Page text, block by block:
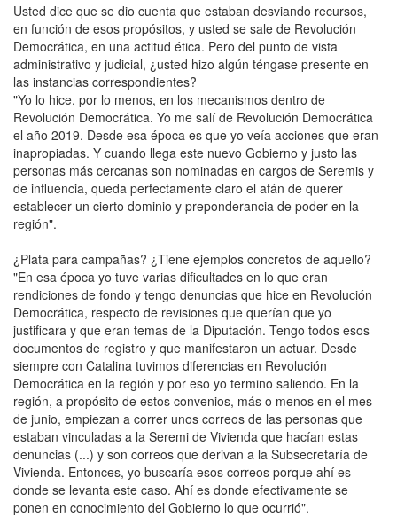
Usted dice que se dio cuenta que estaban desviando recursos,
en función de esos propósitos, y usted se sale de Revolución
Democrática, en una actitud ética. Pero del punto de vista
administrativo y judicial, ¿usted hizo algún téngase presente en
las instancias correspondientes?
"Yo lo hice, por lo menos, en los mecanismos dentro de
Revolución Democrática. Yo me salí de Revolución Democrática
el año 2019. Desde esa época es que yo veía acciones que eran
inapropiadas. Y cuando llega este nuevo Gobierno y justo las
personas más cercanas son nominadas en cargos de Seremis y
de influencia, queda perfectamente claro el afán de querer
establecer un cierto dominio y preponderancia de poder en la
región".
¿Plata para campañas? ¿Tiene ejemplos concretos de aquello?
"En esa época yo tuve varias dificultades en lo que eran
rendiciones de fondo y tengo denuncias que hice en Revolución
Democrática, respecto de revisiones que querían que yo
justificara y que eran temas de la Diputación. Tengo todos esos
documentos de registro y que manifestaron un actuar. Desde
siempre con Catalina tuvimos diferencias en Revolución
Democrática en la región y por eso yo termino saliendo. En la
región, a propósito de estos convenios, más o menos en el mes
de junio, empiezan a correr unos correos de las personas que
estaban vinculadas a la Seremi de Vivienda que hacían estas
denuncias (...) y son correos que derivan a la Subsecretaría de
Vivienda. Entonces, yo buscaría esos correos porque ahí es
donde se levanta este caso. Ahí es donde efectivamente se
ponen en conocimiento del Gobierno lo que ocurrió".